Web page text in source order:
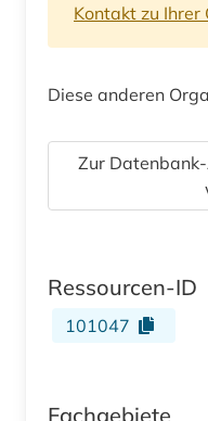
Kontakt zu
Diese anderen
Zur
Ressourcen-ID
101047
Fachgebiete